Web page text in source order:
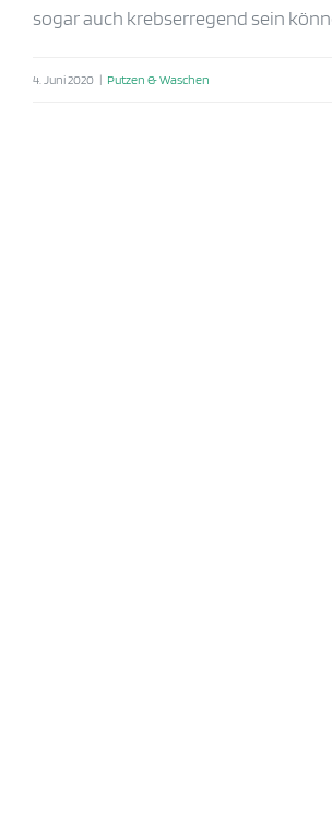
sogar auch krebserregend sein
4. Juni 2020 | Putzen & Waschen